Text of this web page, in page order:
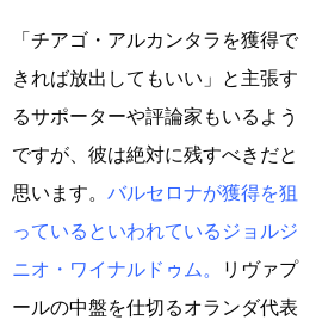
「チアゴ・アルカンタラを獲得で
きれば放出してもいい」と主張す
るサポーターや評論家もいるよう
ですが、彼は絶対に残すべきだと
思います。 バルセロナが獲得を狙
っているといわれているジョルジ
ニオ・ワイナルドゥム。
リヴァプ
ールの中盤を仕切るオランダ代表